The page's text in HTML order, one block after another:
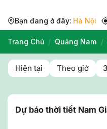
Bạn đang ở đây: Hà Nội
Trang Chủ / Quảng Nam /
Hiện tại Theo giờ
Dự báo thời tiết Nam